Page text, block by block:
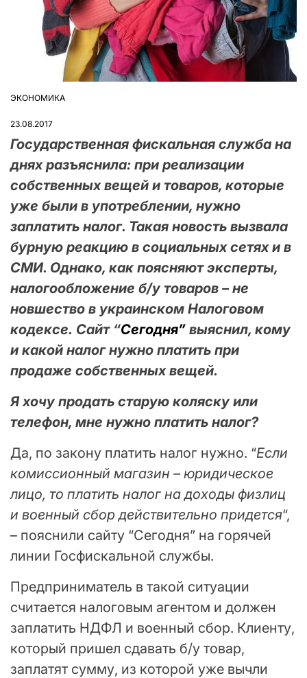
ОПУБЛІКУВАТИ
ЭКОНОМИКА
23.08.2017
Государственная фискальная служба на
днях разъяснила: при реализации
собственных вещей и товаров, которые
уже были в употреблении, нужно
заплатить налог. Такая новость вызвала
бурную реакцию в социальных сетях и в
СМИ. Однако, как поясняют эксперты,
налогообложение б/у товаров – не
новшество в украинском Налоговом
кодексе. Сайт “Сегодня” выяснил, кому
и какой налог нужно платить при
продаже собственных вещей.
Я хочу продать старую коляску или
телефон, мне нужно платить налог?
Да, по закону платить налог нужно. “Если
комиссионный магазин – юридическое
лицо, то платить налог на доходы физлиц
и военный сбор действительно придется“,
– пояснили сайту “Сегодня” на горячей
линии Госфискальной службы.
Предприниматель в такой ситуации
считается налоговым агентом и должен
заплатить НДФЛ и военный сбор. Клиенту,
который пришел сдавать б/у товар,
заплатят сумму, из которой уже вычли